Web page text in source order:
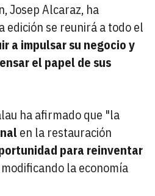
Josep Alcaraz, ha
edición se reunirá a todo el
a impulsar su negocio y
el papel de sus
ha afirmado que "la
en la restauración
para reinventar
la economía